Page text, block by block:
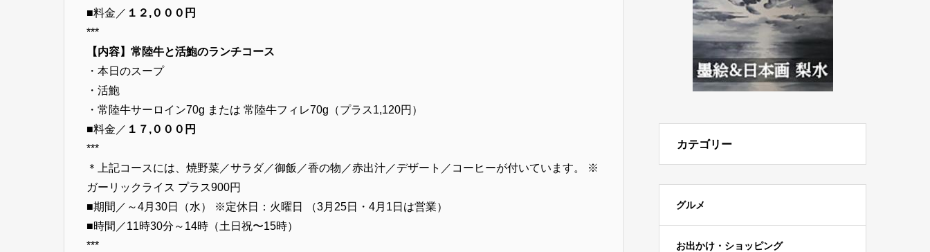
■料金／ １２,０００円
***
【内容】常陸牛と活鮑のランチコース
・本日のスープ
・活鮑
・常陸牛サーロイン70g または 常陸牛フィレ70g（プラス1,120円）
■料金／ １７,０００円
***
＊上記コースには、焼野菜／サラダ／御飯／香の物／赤出汁／デザート／コーヒーが付いています。 ※
ガーリックライス プラス900円
■期間／～4月30日（水） ※定休日：火曜日 （3月25日・4月1日は営業）
■時間／11時30分～14時（土日祝〜15時）
***
カテゴリー
グルメ
お出かけ・ショッピング